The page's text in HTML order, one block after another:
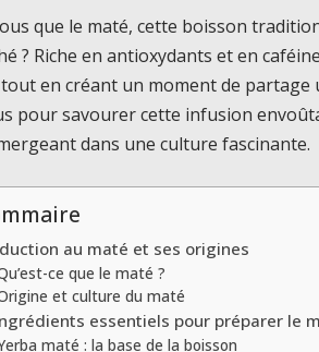
que le maté, cette boisson
? Riche en antioxydants et en
en créant un moment de partage
pour savourer cette infusion
dans une culture fascinante.
au maté et ses origines
ce que le maté ?
et culture du maté
essentiels pour préparer le
maté : la base de la boisson